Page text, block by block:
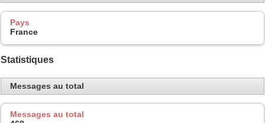
Pays
France
Statistiques
Messages au total
Messages au total